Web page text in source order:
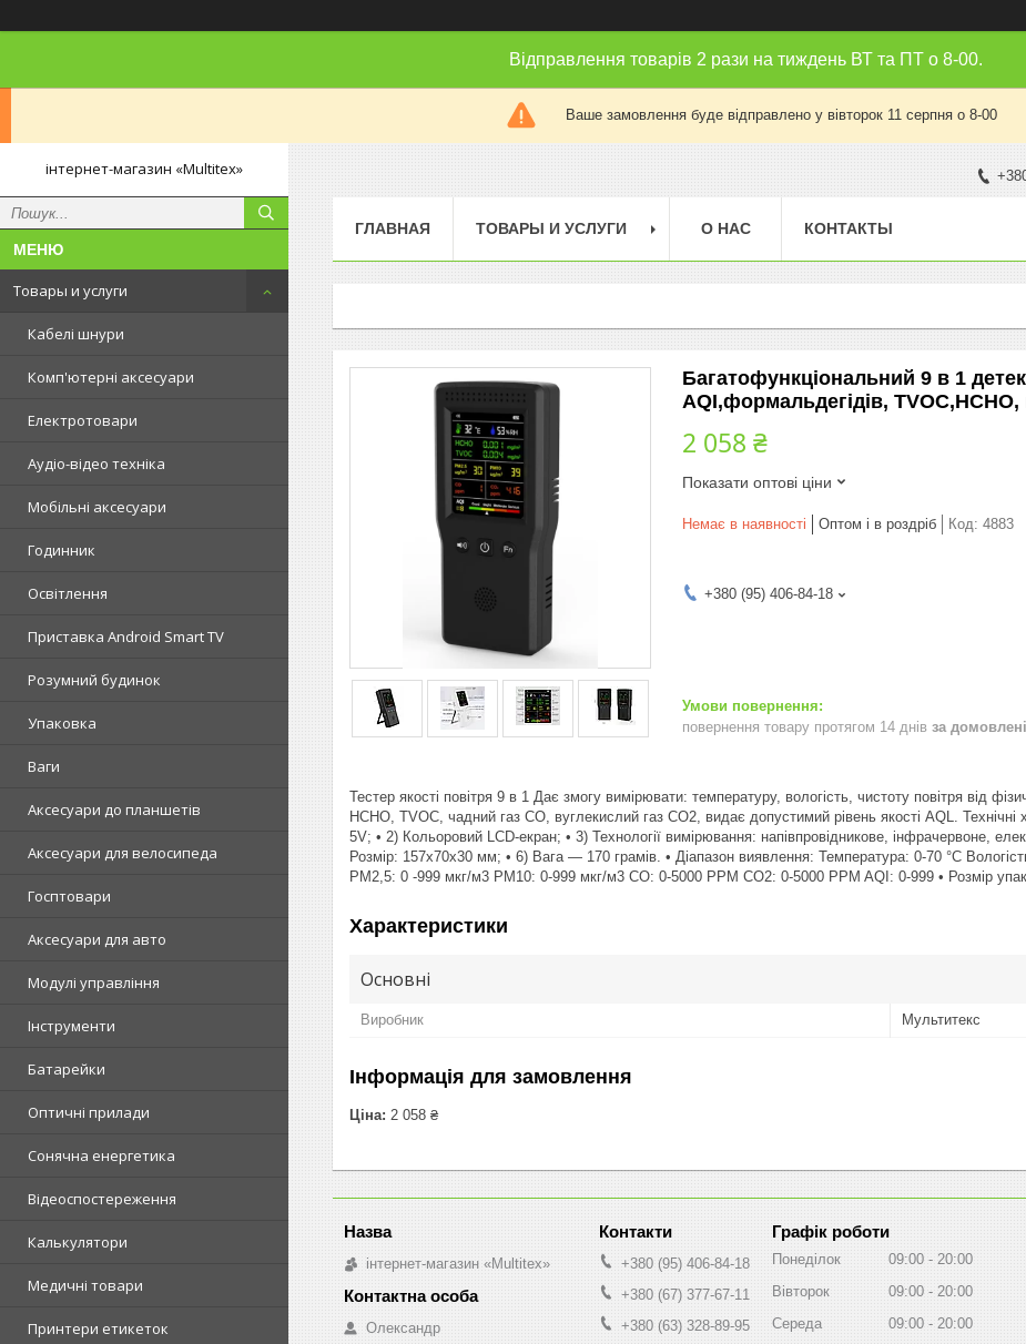
Відправлення товарів 2 рази на тиждень ВТ та ПТ о 8-00.
Ваше замовлення буде відправлено у вівторок 11 серпня о 8-00
інтернет-магазин «Multitex»
Товары и услуги
Кабелі шнури
Комп'ютерні аксесуари
Електротовари
Аудіо-відео техніка
Мобільні аксесуари
Годинник
Освітлення
Приставка Android Smart TV
Розумний будинок
Упаковка
Ваги
Аксесуари до планшетів
Аксесуари для велосипеда
Госптовари
Аксесуари для авто
Модулі управління
Інструменти
Батарейки
Оптичні прилади
Сонячна енергетика
Відеоспостереження
Калькулятори
Медичні товари
Принтери етикеток
ГЛАВНАЯ ТОВАРЫ И УСЛУГИ О НАС КОНТАКТЫ
Багатофункціональний 9 в 1
AQI,формальдегідів,
2 058 ₴
Показати оптові ціни
Немає в наявності Оптом і в роздріб Код: 4883
+380 (95) 406-84-18
повернення товару протягом 14 днів за
Тестер якості повітря 9 в 1 Дає змогу вимірювати: температуру, вологість, чистоту повітря від
HCHO, TVOC, чадний газ CO, вуглекислий газ CO2, видає допустимий рівень якості AQL.
5V; • 2) Кольоровий LCD-екран; • 3) Технології вимірювання: напівпровідникове, інфрачервоне,
Розмір: 157х70х30 мм; • 6) Вага — 170 грамів. • Діапазон виявлення: Температура: 0-70 °C
PM2,5: 0 -999 мкг/м3 PM10: 0-999 мкг/м3 CO: 0-5000 PPM CO2: 0-5000 PPM AQI: 0-999 • Розмір
Характеристики
Основні
Виробник Мультитекс
Інформація для замовлення
Ціна: 2 058 ₴
інтернет-магазин «Multitex»
Олександр
+380 (95) 406-84-18
+380 (67) 377-67-11
+380 (63) 328-89-95
Графік роботи
Понеділок 09:00
20:00
Вівторок
09:00
20:00
Середа
09:00
20:00